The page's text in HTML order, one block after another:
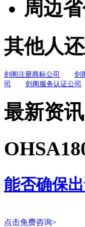
周边
其他人
剑阁注册商标公司 剑
司
剑阁服务认证公司
最新资讯
能否确保
点击免费咨询>